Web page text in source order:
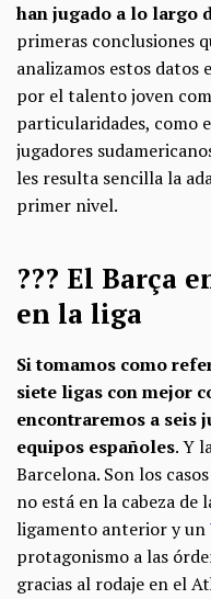
han jugado a lo largo
primeras conclusiones
analizamos estos datos
por el talento joven
particularidades, como
jugadores
les resulta sencilla la
primer nivel.
?‍?‍? El Barça
en la liga
Si tomamos como
siete ligas con mejor
encontraremos a seis
equipos españoles. Y
Barcelona. Son los
no está en la cabeza
ligamento anterior y un
protagonismo a las
gracias al rodaje en el